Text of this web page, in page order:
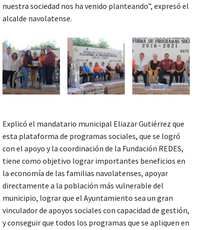
nuestra sociedad nos ha venido planteando”, expresó el
alcalde navolatense.
Explicó el mandatario municipal Eliazar Gutiérrez que
esta plataforma de programas sociales, que se logró
con el apoyo y la coordinación de la Fundación REDES,
tiene como objetivo lograr importantes beneficios en
la economía de las familias navolatenses, apoyar
directamente a la población más vulnerable del
municipio, lograr que el Ayuntamiento sea un gran
vinculador de apoyos sociales con capacidad de gestión,
y conseguir que todos los programas que se apliquen en